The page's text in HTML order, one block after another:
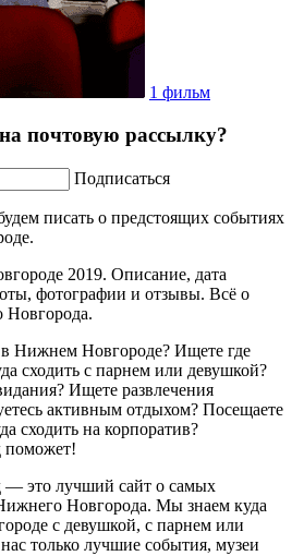
1 фильм
почтовую рассылку?
Подписаться
писать о предстоящих событиях
2019. Описание, дата
фотографии и отзывы. Всё о
Новгорода.
в Нижнем Новгороде? Ищете где
сходить с парнем или девушкой?
Ищете развлечения
активным отдыхом? Посещаете
сходить на корпоратив?
это лучший сайт о самых
Новгорода. Мы знаем куда
с девушкой, с парнем или
только лучшие события, музеи